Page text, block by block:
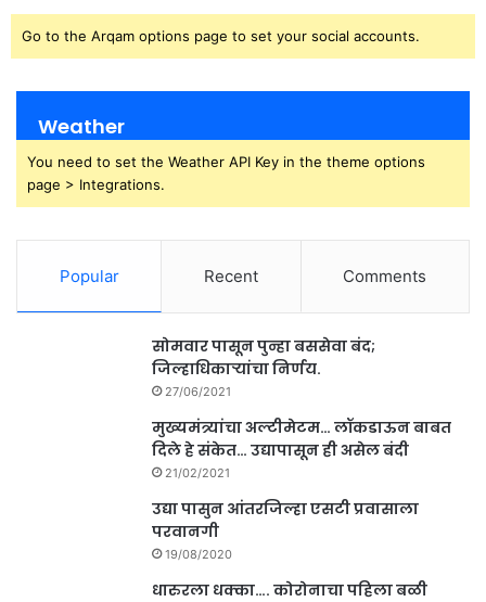
Go to the Arqam options page to set your social accounts.
Weather
You need to set the Weather API Key in the theme options
page > Integrations.
Popular Recent Comments
सोमवार पासून पुन्हा बससेवा बंद;
जिल्हाधिकाऱ्यांचा निर्णय.
27/06/2021
मुख्यमंत्र्यांचा अल्टीमेटम… लॉकडाऊन बाबत
दिले हे संकेत… उद्यापासून ही असेल बंदी
21/02/2021
उद्या पासुन आंतरजिल्हा एसटी प्रवासाला
परवानगी
19/08/2020
धारुरला धक्का…. कोरोनाचा पहिला बळी